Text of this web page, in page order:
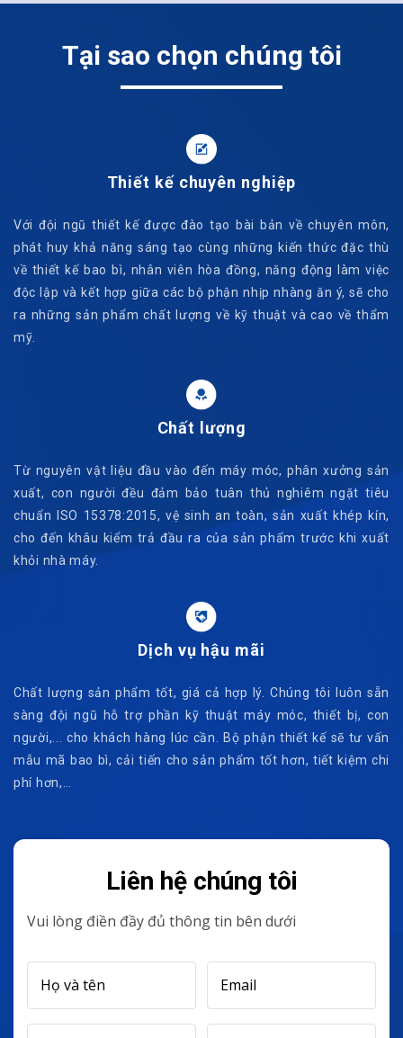
Tại sao chọn chúng tôi
Thiết kế chuyên nghiệp
Với đội ngũ thiết kế được đào tạo bài bản về chuyên môn,
phát huy khả năng sáng tạo cùng những kiến thức đặc thù
về thiết kế bao bì, nhân viên hòa đồng, năng động làm việc
độc lập và kết hợp giữa các bộ phận nhịp nhàng ăn ý, sẽ cho
ra những sản phẩm chất lượng về kỹ thuật và cao về thẩm
mỹ.
Chất lượng
Từ nguyên vật liệu đầu vào đến máy móc, phân xưởng sản
xuất, con người đều đảm bảo tuân thủ nghiêm ngặt tiêu
chuẩn ISO 15378:2015, vệ sinh an toàn, sản xuất khép kín,
cho đến khâu kiểm trả đầu ra của sản phẩm trước khi xuất
khỏi nhà máy.
Dịch vụ hậu mãi
Chất lượng sản phẩm tốt, giá cả hợp lý. Chúng tôi luôn sẵn
sàng đội ngũ hỗ trợ phần kỹ thuật máy móc, thiết bị, con
người,... cho khách hàng lúc cần. Bộ phận thiết kế sẽ tư vấn
mẫu mã bao bì, cải tiến cho sản phẩm tốt hơn, tiết kiệm chi
phí hơn,…
Liên hệ chúng tôi
Vui lòng điền đầy đủ thông tin bên dưới
Họ và tên Email